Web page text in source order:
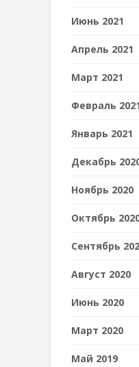
Июнь 2021
Апрель 2021
Март 2021
Февраль 2021
Январь 2021
Декабрь
Ноябрь 2020
Октябрь
Сентябрь
Август 2020
Июнь 2020
Март 2020
Май 2019